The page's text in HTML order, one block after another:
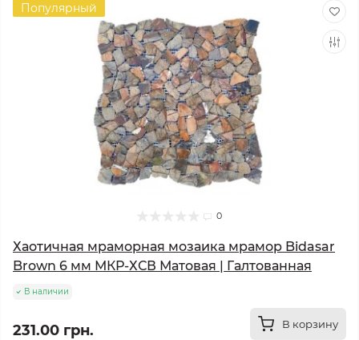
Популярный
0
Хаотичная мраморная мозаика мрамор Bidasar
Brown 6 мм МКР-ХСВ Матовая | Галтованная
В наличии
231.00 грн. В корзину